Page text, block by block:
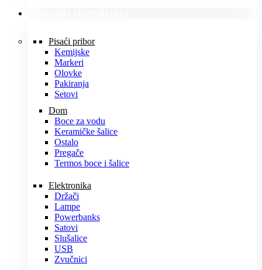
Pisaći pribor
Kemijske
Markeri
Olovke
Pakiranja
Setovi
Dom
Boce za vodu
Keramičke šalice
Ostalo
Pregače
Termos boce i šalice
Elektronika
Držači
Lampe
Powerbanks
Satovi
Slušalice
USB
Zvučnici